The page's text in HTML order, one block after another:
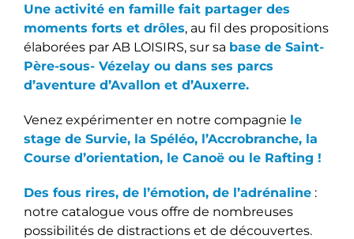
Une activité en famille fait partager des
moments forts et drôles, au fil des propositions
élaborées par AB LOISIRS, sur sa base de Saint-
Père-sous- Vézelay ou dans ses parcs
d’aventure d’Avallon et d’Auxerre.
Venez expérimenter en notre compagnie le
stage de Survie, la Spéléo, l’Accrobranche, la
Course d’orientation, le Canoë ou le Rafting !
Des fous rires, de l’émotion, de l’adrénaline :
notre catalogue vous offre de nombreuses
possibilités de distractions et de découvertes.